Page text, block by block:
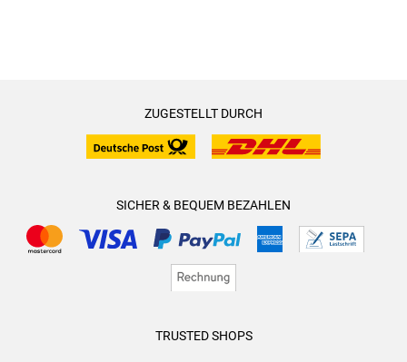
ZUGESTELLT DURCH
SICHER & BEQUEM BEZAHLEN
TRUSTED SHOPS